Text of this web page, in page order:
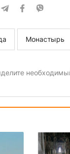
Монастырь